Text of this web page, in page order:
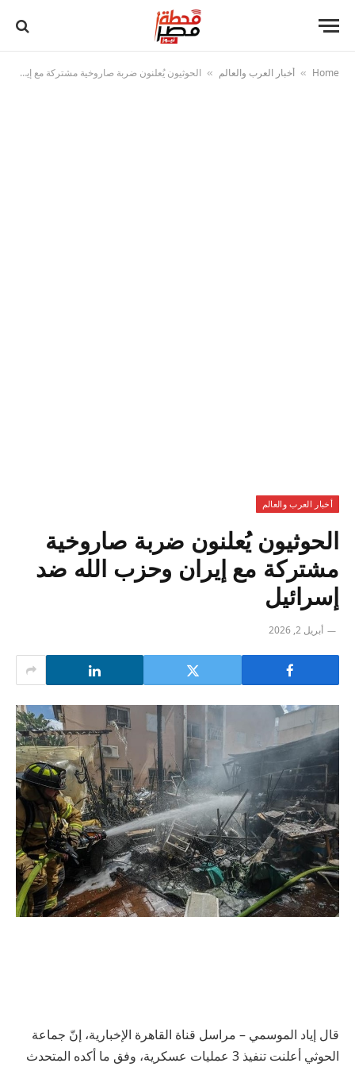
Home
» أخبار العرب والعالم » الحوثيون يُعلنون ضربة صاروخية مشتركة مع إيران وحزب الله ضد إسرائيل
أخبار العرب والعالم
الحوثيون يُعلنون ضربة صاروخية
مشتركة مع إيران وحزب الله ضد
إسرائيل
أبريل 2, 2026
قال إياد الموسمي – مراسل قناة القاهرة الإخبارية، إنّ جماعة
الحوثي أعلنت تنفيذ 3 عمليات عسكرية، وفق ما أكده المتحدث